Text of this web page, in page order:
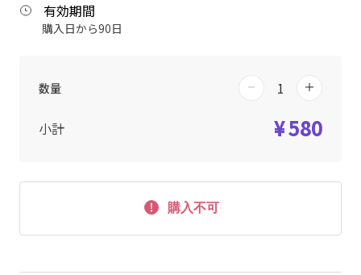
有効期間
購入日から90日
数量
小計 ¥ 580
購入不可